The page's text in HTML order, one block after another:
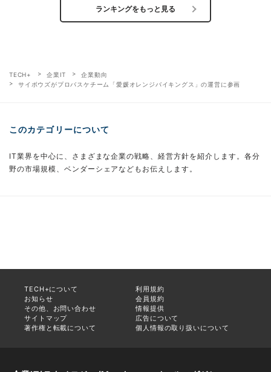
ランキングをもっと見る
TECH+ 企業IT
企業動向
サイボウズがプロバスケチーム「愛媛オレンジバイキングス」の運営に参画
このカテゴリーについて
IT業界を中心に、さまざまな企業の戦略、経営方針を紹介します。各分
野の市場規模、ベンダーシェアなどもお伝えします。
TECH+について
利用規約
お知らせ
会員規約
その他、お問い合わせ
情報提供
サイトマップ
広告について
著作権と転載について
個人情報の取り扱いについて